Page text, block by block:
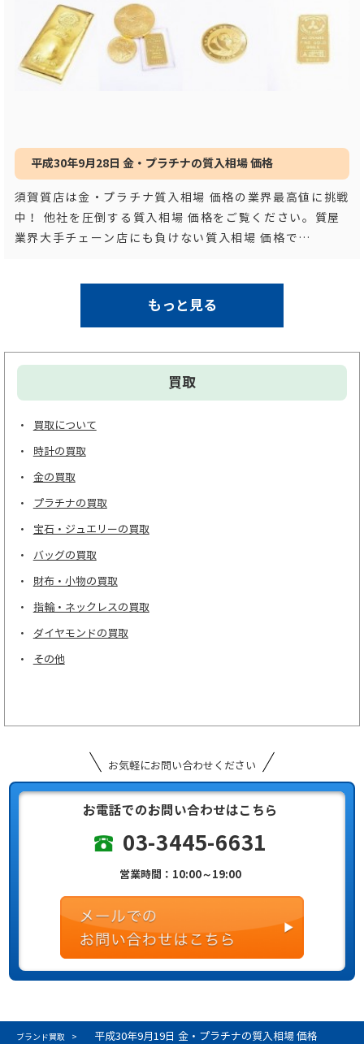
平成30年9月28日 金・プラチナの質入相場 価格
須賀質店は金・プラチナ質入相場 価格の業界最高値に挑戦
中！ 他社を圧倒する質入相場 価格をご覧ください。質屋
業界大手チェーン店にも負けない質入相場 価格で
もっと見る
買取
買取について
時計の買取
金の買取
プラチナの買取
宝石・ジュエリーの買取
バッグの買取
財布・小物の買取
指輪・ネックレスの買取
ダイヤモンドの買取
その他
お気軽にお問い合わせください
お電話でのお問い合わせはこちら
03-3445-6631
営業時間：10:00～19:00
ブランド買取 平成30年9月19日 金・プラチナの質入相場 価格